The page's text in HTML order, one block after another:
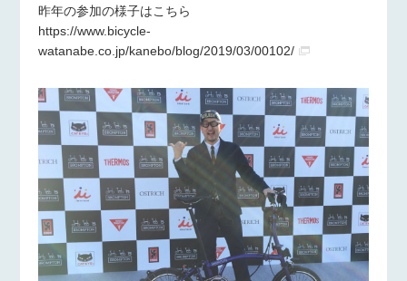
昨年の参加の様子はこちら
https://www.bicycle-
watanabe.co.jp/kanebo/blog/2019/03/00102/